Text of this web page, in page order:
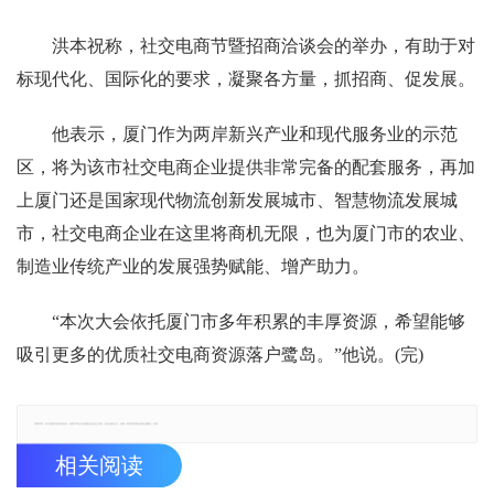
洪本祝称，社交电商节暨招商洽谈会的举办，有助于对
标现代化、国际化的要求，凝聚各方量，抓招商、促发展。
他表示，厦门作为两岸新兴产业和现代服务业的示范
区，将为该市社交电商企业提供非常完备的配套服务，再加
上厦门还是国家现代物流创新发展城市、智慧物流发展城
市，社交电商企业在这里将商机无限，也为厦门市的农业、
制造业传统产业的发展强势赋能、增产助力。
“本次大会依托厦门市多年积累的丰厚资源，希望能够
吸引更多的优质社交电商资源落户鹭岛。”他说。(完)
相关阅读